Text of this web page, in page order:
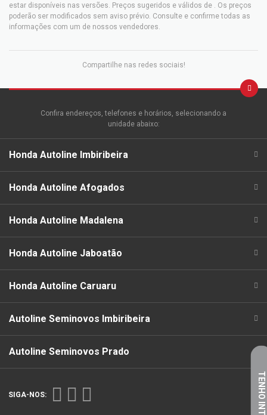
estar disponíveis nas versões. Preços sugeridos e válidos de . Os preços
poderão ser modificados sem aviso prévio. Consulte e confirme todas as
informações com um de nossos vendedores.
Compartilhe nas redes sociais!
Confira endereços, telefones e horários, selecionando a
unidade abaixo:
Honda Autoline Imbiribeira
Honda Autoline Afogados
Honda Autoline Madalena
Honda Autoline Jaboatão
Honda Autoline Caruaru
Autoline Seminovos Imbiribeira
Autoline Seminovos Prado
SIGA-NOS: